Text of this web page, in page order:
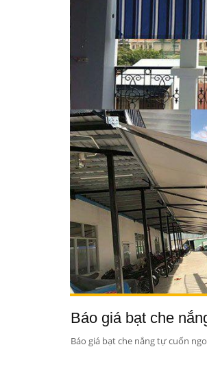
Báo giá bạt che
Báo giá bạt che nắng tự cuốn